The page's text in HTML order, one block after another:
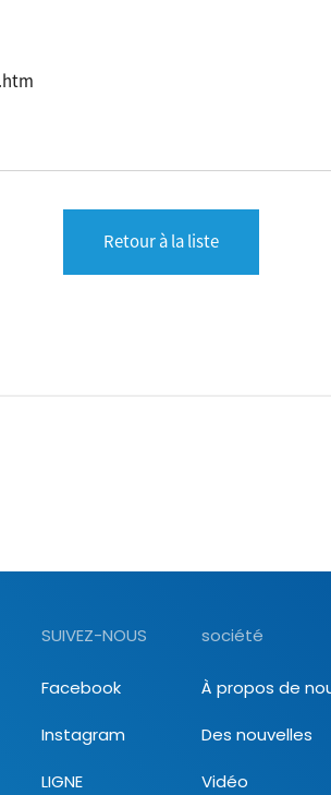
Retour à la liste
SUIVEZ-NOUS
Facebook
Instagram
LIGNE
société
À propos de
Des nouvelles
Vidéo